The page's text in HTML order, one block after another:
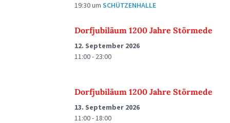
19:30um SCHÜTZENHALLE
Dorfjubiläum 1200 Jahre Störmede
12. September 2026
11:00 - 23:00
Dorfjubiläum 1200 Jahre Störmede
13. September 2026
11:00 - 18:00